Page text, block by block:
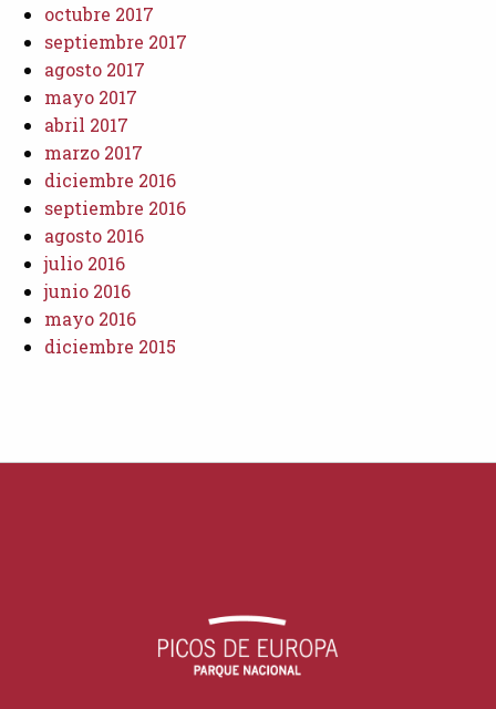
octubre 2017
septiembre 2017
agosto 2017
mayo 2017
abril 2017
marzo 2017
diciembre 2016
septiembre 2016
agosto 2016
julio 2016
junio 2016
mayo 2016
diciembre 2015